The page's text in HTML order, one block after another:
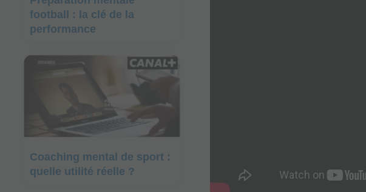
football : la clé de la
performance
Coaching mental de sport :
quelle utilité réelle ?